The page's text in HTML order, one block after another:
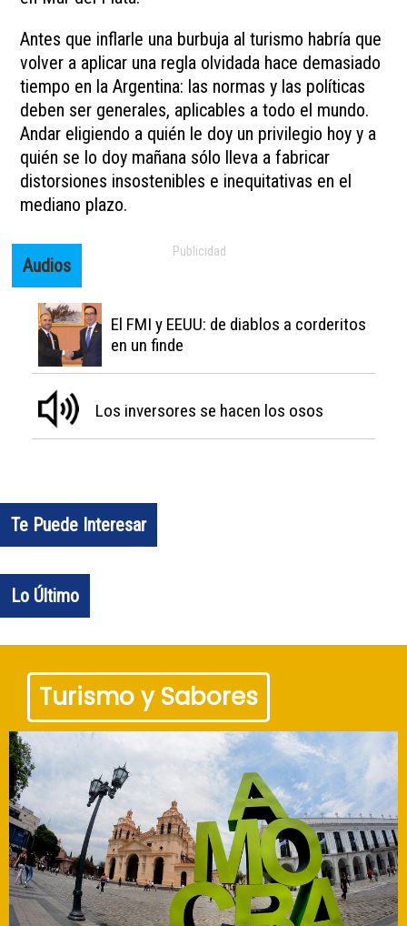
Antes que inflarle una burbuja al turismo habría que
volver a aplicar una regla olvidada hace demasiado
tiempo en la Argentina: las normas y las políticas
deben ser generales, aplicables a todo el mundo.
Andar eligiendo a quién le doy un privilegio hoy y a
quién se lo doy mañana sólo lleva a fabricar
distorsiones insostenibles e inequitativas en el
mediano plazo.
Audios
El FMI y EEUU: de diablos a corderitos
en un finde
Los inversores se hacen los osos
Te Puede Interesar
Lo Último